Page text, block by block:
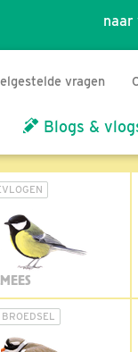
naar
vragen
Blogs &
BROEDSEL